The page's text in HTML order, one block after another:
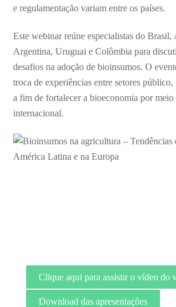
e regulamentação variam entre os países.
Este webinar reúne especialistas do Brasil,
Argentina, Uruguai e Colômbia para
desafios na adoção de bioinsumos. O
troca de experiências entre setores
a fim de fortalecer a bioeconomia por meio
internacional.
Clique aqui para assistir o vídeo do
Download das apresentações